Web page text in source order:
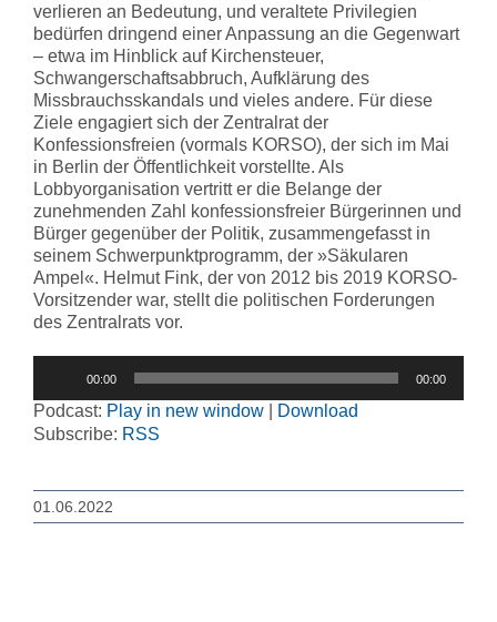
verlieren an Bedeutung, und veraltete Privilegien
bedürfen dringend einer Anpassung an die Gegenwart
– etwa im Hinblick auf Kirchensteuer,
Schwangerschaftsabbruch, Aufklärung des
Missbrauchsskandals und vieles andere. Für diese
Ziele engagiert sich der Zentralrat der
Konfessionsfreien (vormals KORSO), der sich im Mai
in Berlin der Öffentlichkeit vorstellte. Als
Lobbyorganisation vertritt er die Belange der
zunehmenden Zahl konfessionsfreier Bürgerinnen und
Bürger gegenüber der Politik, zusammengefasst in
seinem Schwerpunktprogramm, der »Säkularen
Ampel«. Helmut Fink, der von 2012 bis 2019 KORSO-
Vorsitzender war, stellt die politischen Forderungen
des Zentralrats vor.
00:00 00:00
Podcast: Play in new window
Download
Subscribe: RSS
01.06.2022